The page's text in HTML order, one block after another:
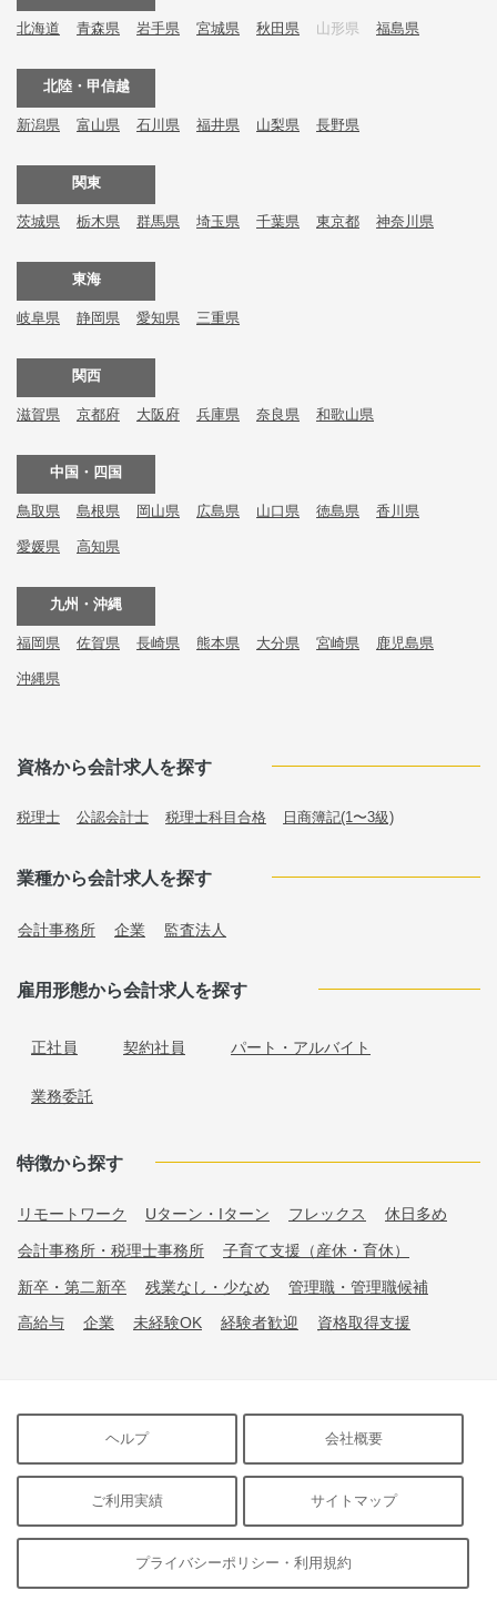
北海道 青森県 岩手県 宮城県 秋田県 山形県 福島県
北陸・甲信越
新潟県 富山県 石川県 福井県 山梨県 長野県
関東
茨城県 栃木県 群馬県 埼玉県 千葉県 東京都 神奈川県
東海
岐阜県 静岡県 愛知県 三重県
関西
滋賀県 京都府 大阪府 兵庫県 奈良県 和歌山県
中国・四国
鳥取県 島根県 岡山県 広島県 山口県 徳島県 香川県
愛媛県 高知県
九州・沖縄
福岡県 佐賀県 長崎県 熊本県 大分県 宮崎県 鹿児島県
沖縄県
資格から会計求人を探す
税理士 公認会計士 税理士科目合格 日商簿記(1〜3級)
業種から会計求人を探す
会計事務所 企業 監査法人
雇用形態から会計求人を探す
正社員 契約社員 パート・アルバイト
業務委託
特徴から探す
リモートワーク Uターン・Iターン フレックス 休日多め
会計事務所・税理士事務所 子育て支援（産休・育休）
新卒・第二新卒 残業なし・少なめ 管理職・管理職候補
高給与 企業 未経験OK 経験者歓迎 資格取得支援
ヘルプ 会社概要
ご利用実績 サイトマップ
プライバシーポリシー・利用規約